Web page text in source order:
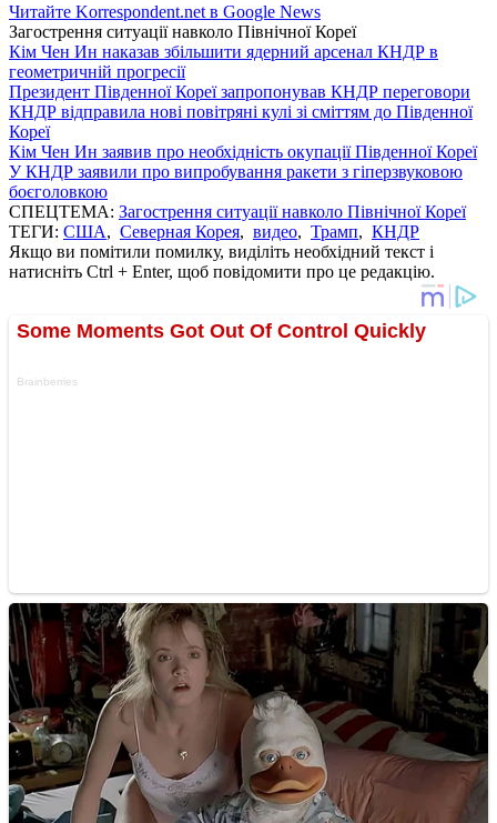
Читайте Korrespondent.net в Google News
Загострення ситуації навколо Пiвнічної Кореї
Кім Чен Ин наказав збільшити ядерний арсенал КНДР в
геометричній прогресії
Президент Південної Кореї запропонував КНДР переговори
КНДР відправила нові повітряні кулі зі сміттям до Південної
Кореї
Кім Чен Ин заявив про необхідність окупації Південної Кореї
У КНДР заявили про випробування ракети з гіперзвуковою
боєголовкою
СПЕЦТЕМА: Загострення ситуації навколо Пiвнічної Кореї
ТЕГИ: США, Северная Корея, видео, Трамп, КНДР
Якщо ви помітили помилку, виділіть необхідний текст і
натисніть Ctrl + Enter, щоб повідомити про це редакцію.